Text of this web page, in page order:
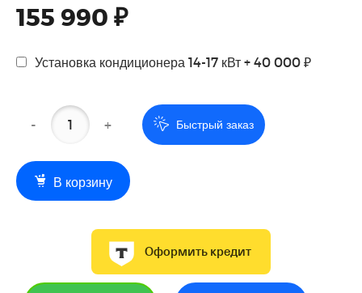
155 990 ₽
Установка кондиционера 14-17 кВт + 40 000 ₽
- + Быстрый заказ
В корзину
Оформить кредит